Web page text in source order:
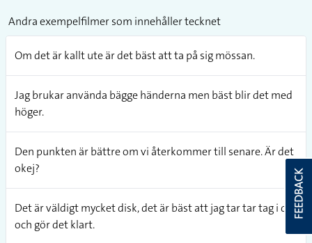
Andra exempelfilmer som innehåller tecknet
Om det är kallt ute är det bäst att ta på sig mössan.
Jag brukar använda bägge händerna men bäst blir det med
höger.
Den punkten är bättre om vi återkommer till senare. Är det
okej?
Det är väldigt mycket disk, det är bäst att jag tar tar tag i det
och gör det klart.
FEEDBACK